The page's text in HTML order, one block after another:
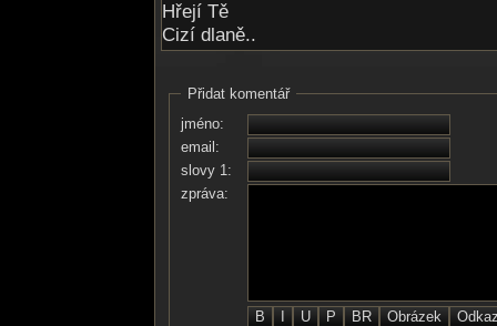
Hřejí Tě
Cizí dlaně..
A Svět se zvolna mění
Snad i proti Tvé vůli
Je fajn, že Cizí se tulí
Přijímáš to teplo
Hlas konejšivý
Chvěješ se
Pozvolna mizí
Přidat komentář
jméno:
email:
slovy 1:
zpráva: